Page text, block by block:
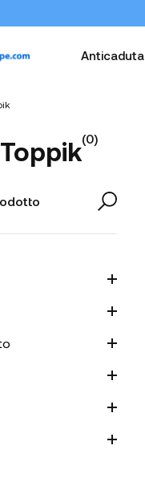
Anticaduta
(0)